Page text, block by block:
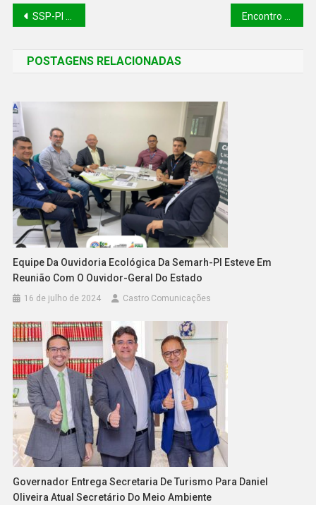
SSP-PI sedia curso sobre enfrentamento ao discurso de ódio e crimes digitais nesta segunda (25) Encontro reúne aquicultores e fortalece produção de peixes no Piauí
POSTAGENS RELACIONADAS
Equipe Da Ouvidoria Ecológica Da Semarh-PI Esteve Em
Reunião Com O Ouvidor-Geral Do Estado
16 de julho de 2024 Castro Comunicações
Governador Entrega Secretaria De Turismo Para Daniel
Oliveira Atual Secretário Do Meio Ambiente